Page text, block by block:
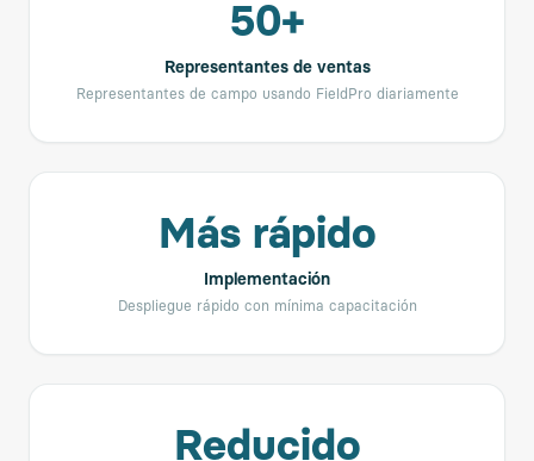
50+
Representantes de ventas
Representantes de campo usando FieldPro diariamente
Más rápido
Implementación
Despliegue rápido con mínima capacitación
Reducido